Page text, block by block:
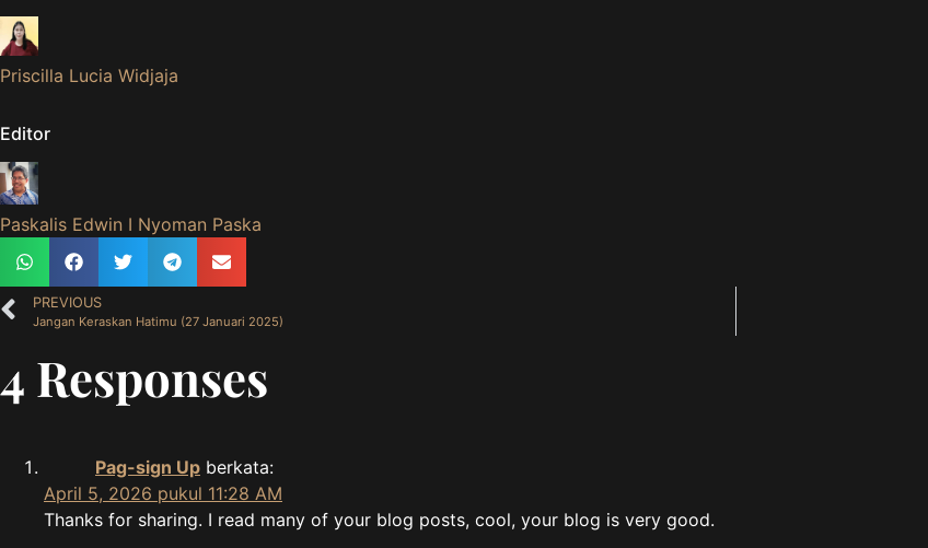
Priscilla Lucia Widjaja
Editor
Paskalis Edwin I Nyoman Paska
PREVIOUS
Jangan Keraskan Hatimu (27 Januari 2025)
4 Responses
Pag-sign Up berkata:
April 5, 2026 pukul 11:28 AM
Thanks for sharing. I read many of your blog posts, cool, your blog is very good.